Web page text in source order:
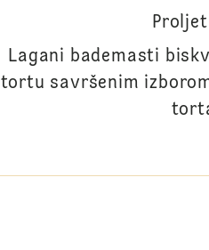
Lagani bademasti
tortu savršenim